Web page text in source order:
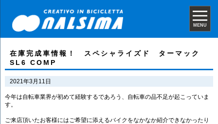
MENU
在庫完成車情報！ スペシャライズド ターマック
SL6 COMP
2021年3月11日
今年は自転車業界が初めて経験するであろう、自転車の品不足が起こっていま
す。
ご来店頂いたお客様にはご希望に添えるバイクをなかなか紹介できなかったり